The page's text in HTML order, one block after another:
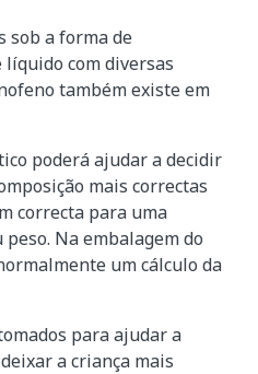
sob a forma de
com diversas
também existe em
poderá ajudar a decidir
mais correctas
correcta para uma
Na embalagem do
um cálculo da
para ajudar a
a criança mais